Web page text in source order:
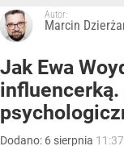
Autor:
Marcin
Jak Ewa
influencerką.
Dodano: 6 sierpnia 11:37